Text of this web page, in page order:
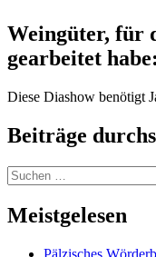
Weingüter, für
gearbeitet habe:
Diese Diashow benötigt
Beiträge
Suchen
nach:
Meistgelesen
Pälzisches